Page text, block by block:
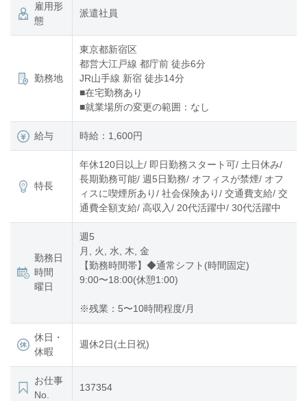
雇用形
態
派遣社員
勤務地
東京都新宿区
都営大江戸線 都庁前 徒歩6分
JR山手線 新宿 徒歩14分
■在宅勤務あり
■就業場所の変更の範囲：なし
給与 時給：1,600円
特長
年休120日以上/ 即日勤務スタート可/ 土日休み/
長期勤務可能/ 週5日勤務/ オフィスが禁煙/ オフ
ィスに喫煙所あり/ 社会保険あり/ 交通費支給/ 交
通費全額支給/ 高収入/ 20代活躍中/ 30代活躍中
勤務日
時間
曜日
週5
月, 火, 水, 木, 金
【勤務時間帯】◆通常シフト(時間固定)
9:00〜18:00(休憩1:00)
※残業：5〜10時間程度/月
休日・
休暇
週休2日(土日祝)
お仕事
No.
137354